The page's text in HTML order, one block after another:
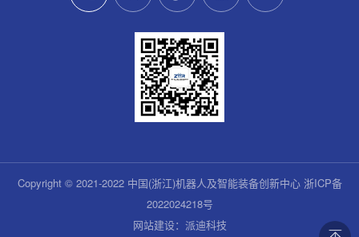
Copyright © 2021-2022 中国(浙江)机器人及智能装备创新中心 浙ICP备
2022024218号
网站建设：派迪科技